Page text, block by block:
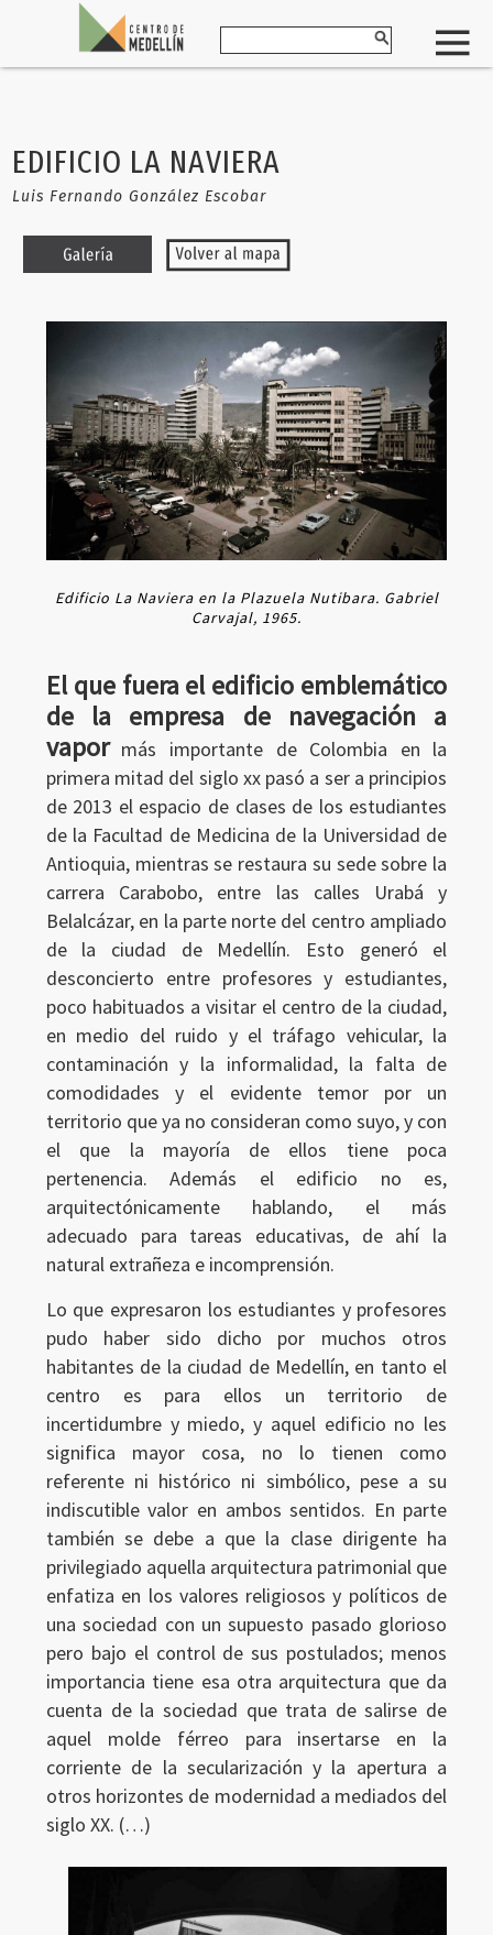
EDIFICIO LA NAVIERA
Luis Fernando González Escobar
Edificio La Naviera en la Plazuela Nutibara. Gabriel
Carvajal, 1965.
El que fuera el edificio emblemático
de la empresa de navegación a
vapormás importante de Colombia en la
primera mitad del siglo xx pasó a ser a principios
de 2013 el espacio de clases de los estudiantes
de la Facultad de Medicina de la Universidad de
Antioquia, mientras se restaura su sede sobre la
carrera Carabobo, entre las calles Urabá y
Belalcázar, en la parte norte del centro ampliado
de la ciudad de Medellín. Esto generó el
desconcierto entre profesores y estudiantes,
poco habituados a visitar el centro de la ciudad,
en medio del ruido y el tráfago vehicular, la
contaminación y la informalidad, la falta de
comodidades y el evidente temor por un
territorio que ya no consideran como suyo, y con
el que la mayoría de ellos tiene poca
pertenencia. Además el edificio no es,
arquitectónicamente hablando, el más
adecuado para tareas educativas, de ahí la
natural extrañeza e incomprensión.
Lo que expresaron los estudiantes y profesores
pudo haber sido dicho por muchos otros
habitantes de la ciudad de Medellín, en tanto el
centro es para ellos un territorio de
incertidumbre y miedo, y aquel edificio no les
significa mayor cosa, no lo tienen como
referente ni histórico ni simbólico, pese a su
indiscutible valor en ambos sentidos. En parte
también se debe a que la clase dirigente ha
privilegiado aquella arquitectura patrimonial que
enfatiza en los valores religiosos y políticos de
una sociedad con un supuesto pasado glorioso
pero bajo el control de sus postulados; menos
importancia tiene esa otra arquitectura que da
cuenta de la sociedad que trata de salirse de
aquel molde férreo para insertarse en la
corriente de la secularización y la apertura a
otros horizontes de modernidad a mediados del
siglo XX. (…)